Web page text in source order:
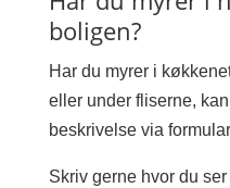
boligen?
Har du myrer i
eller under fliserne,
beskrivelse via
Skriv gerne hvor du